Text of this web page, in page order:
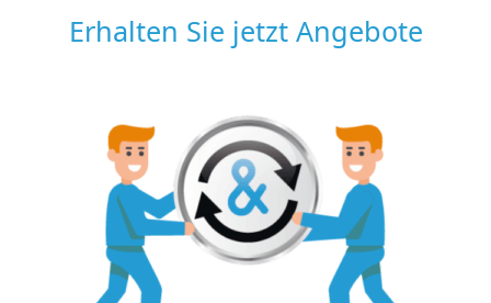
Erhalten Sie jetzt Angebote